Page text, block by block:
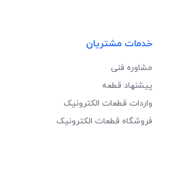
خدمات مشتریان
مشاوره فنی
پیشنهاد قطعه
واردات قطعات الکترونیک
فروشگاه قطعات الکترونیک